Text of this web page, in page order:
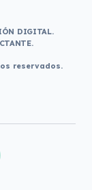
DIGITAL.
reservados.